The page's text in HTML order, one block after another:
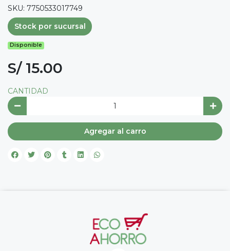
SKU: 7750533017749
Stock por sucursal
Disponible
S/ 15.00
CANTIDAD
Agregar al carro